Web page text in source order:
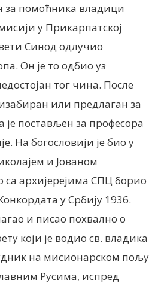
за помоћника владици
у Прикарпатској
Синод одлучио
Он је то одбио уз
тог чина. После
или предлаган за
је постављен за професора
На богословији је био у
и Јованом
са архијерејима СПЦ борио
у Србију 1936.
и писао похвално о
који је водио св. владика
на мисионарском пољу
Русима, испред